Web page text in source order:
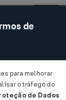
Acessar
de
para melhorar
o tráfego do
de Dados